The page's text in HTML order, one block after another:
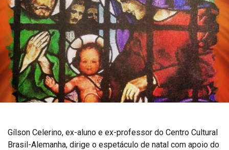
Gílson Celerino, ex-aluno e ex-professor do Centro Cultural
Brasil-Alemanha, dirige o espetáculo de natal com apoio do